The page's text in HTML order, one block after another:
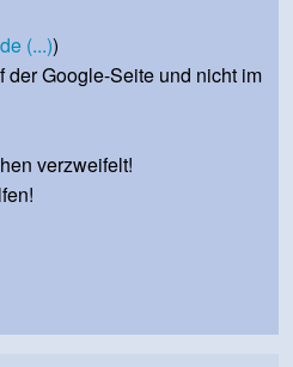
(...))
der Google-Seite und nicht im
verzweifelt!